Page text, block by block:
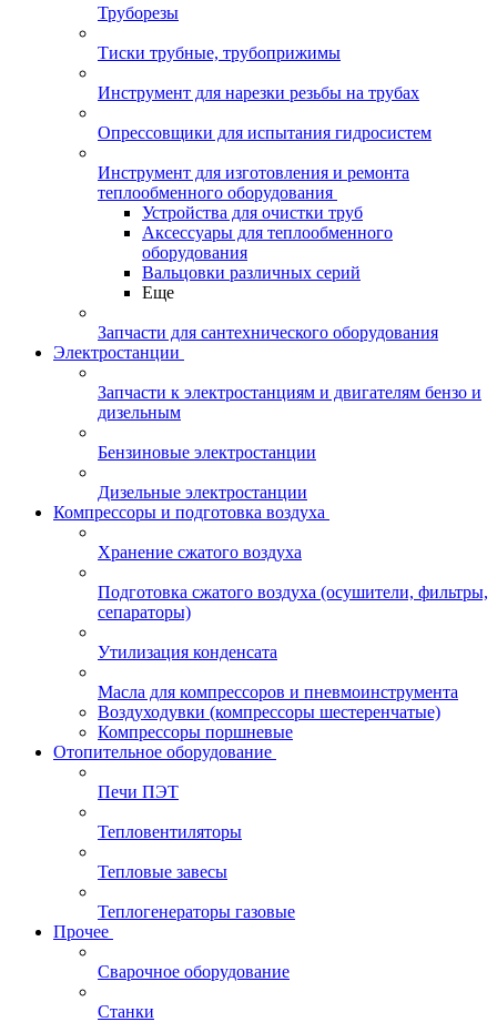
Труборезы
Тиски трубные, трубоприжимы
Инструмент для нарезки резьбы на трубах
Опрессовщики для испытания гидросистем
Инструмент для изготовления и ремонта
теплообменного оборудования
Устройства для очистки труб
Аксессуары для теплообменного
оборудования
Вальцовки различных серий
Еще
Запчасти для сантехнического оборудования
Электростанции
Запчасти к электростанциям и двигателям бензо и
дизельным
Бензиновые электростанции
Дизельные электростанции
Компрессоры и подготовка воздуха
Хранение сжатого воздуха
Подготовка сжатого воздуха (осушители, фильтры,
сепараторы)
Утилизация конденсата
Масла для компрессоров и пневмоинструмента
Воздуходувки (компрессоры шестеренчатые)
Компрессоры поршневые
Отопительное оборудование
Печи ПЭТ
Тепловентиляторы
Тепловые завесы
Теплогенераторы газовые
Прочее
Сварочное оборудование
Станки